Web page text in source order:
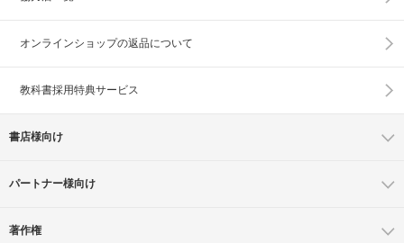
オンラインショップの返品について
教科書採用特典サービス
書店様向け
パートナー様向け
著作権